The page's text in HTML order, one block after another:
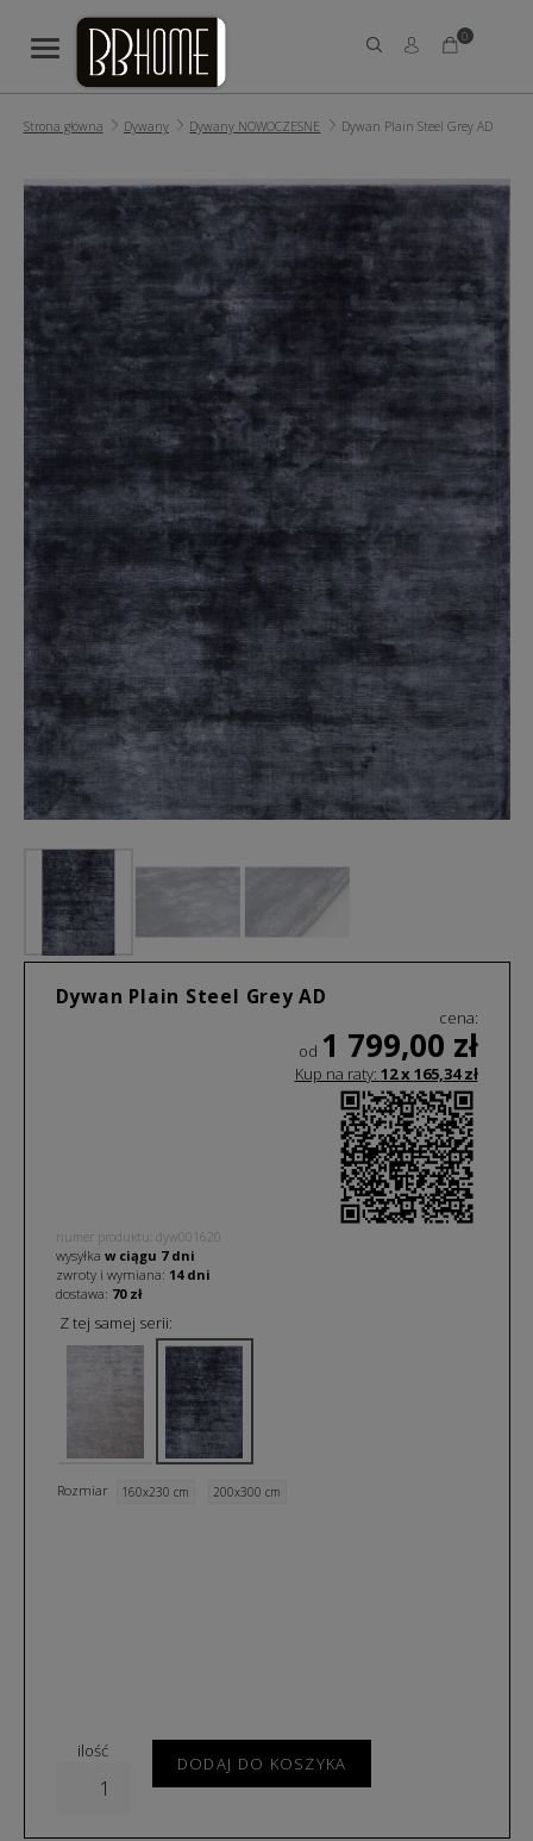
0
Strona główna Dywany Dywany NOWOCZESNE Dywan Plain Steel Grey AD
Dywan Plain Steel Grey AD
cena:
od 1 799,00 zł
Kup na raty: 12 x 165,34zł
numer produktu: dyw001620
wysyłka w ciągu 7dni
zwroty i wymiana: 14 dni
dostawa: 70 zł
Z tej samej serii:
Rozmiar 160x230 cm 200x300 cm
ilość
DODAJ DO KOSZYKA